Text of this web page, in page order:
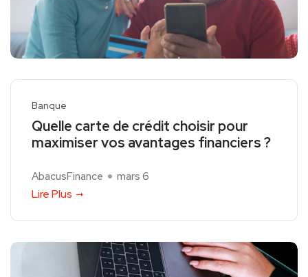
Banque
Quelle carte de crédit choisir pour
maximiser vos avantages financiers ?
AbacusFinance mars 6
Lire Plus